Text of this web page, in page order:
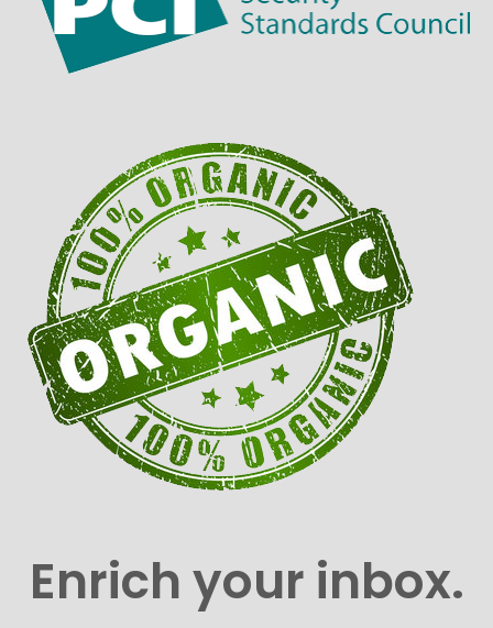
Enrich your inbox.